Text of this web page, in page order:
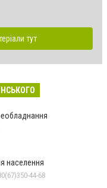
тут
населення
44-68